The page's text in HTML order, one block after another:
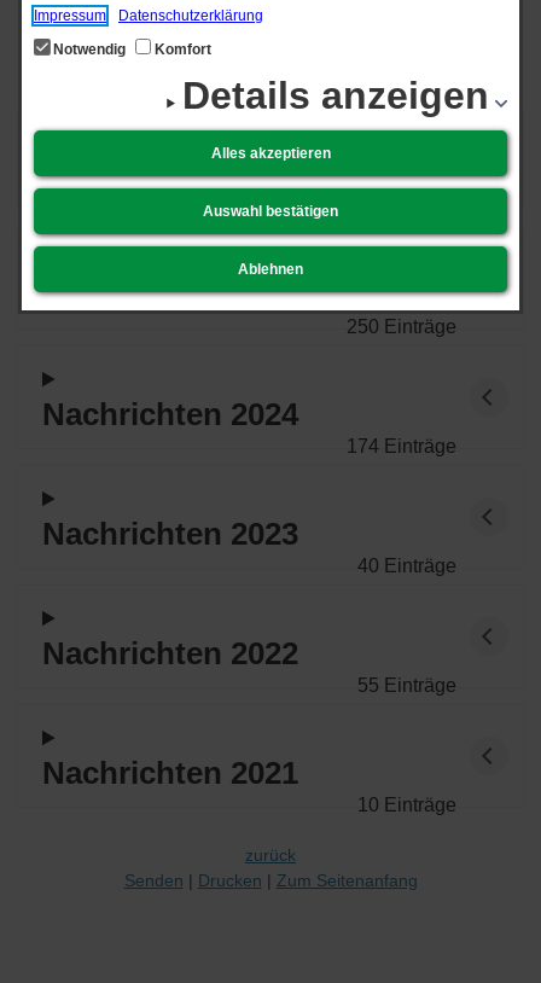
Impressum
Datenschutzerklärung
Notwendig
Komfort
Details anzeigen
Alles akzeptieren
Auswahl bestätigen
Ablehnen
Nachrichtenarchiv
Nachrichten 2026
Nachrichten 2025
250 Einträge
Nachrichten 2024
174 Einträge
Nachrichten 2023
40 Einträge
Nachrichten 2022
55 Einträge
Nachrichten 2021
10 Einträge
zurück
Senden
Drucken Zum Seitenanfang